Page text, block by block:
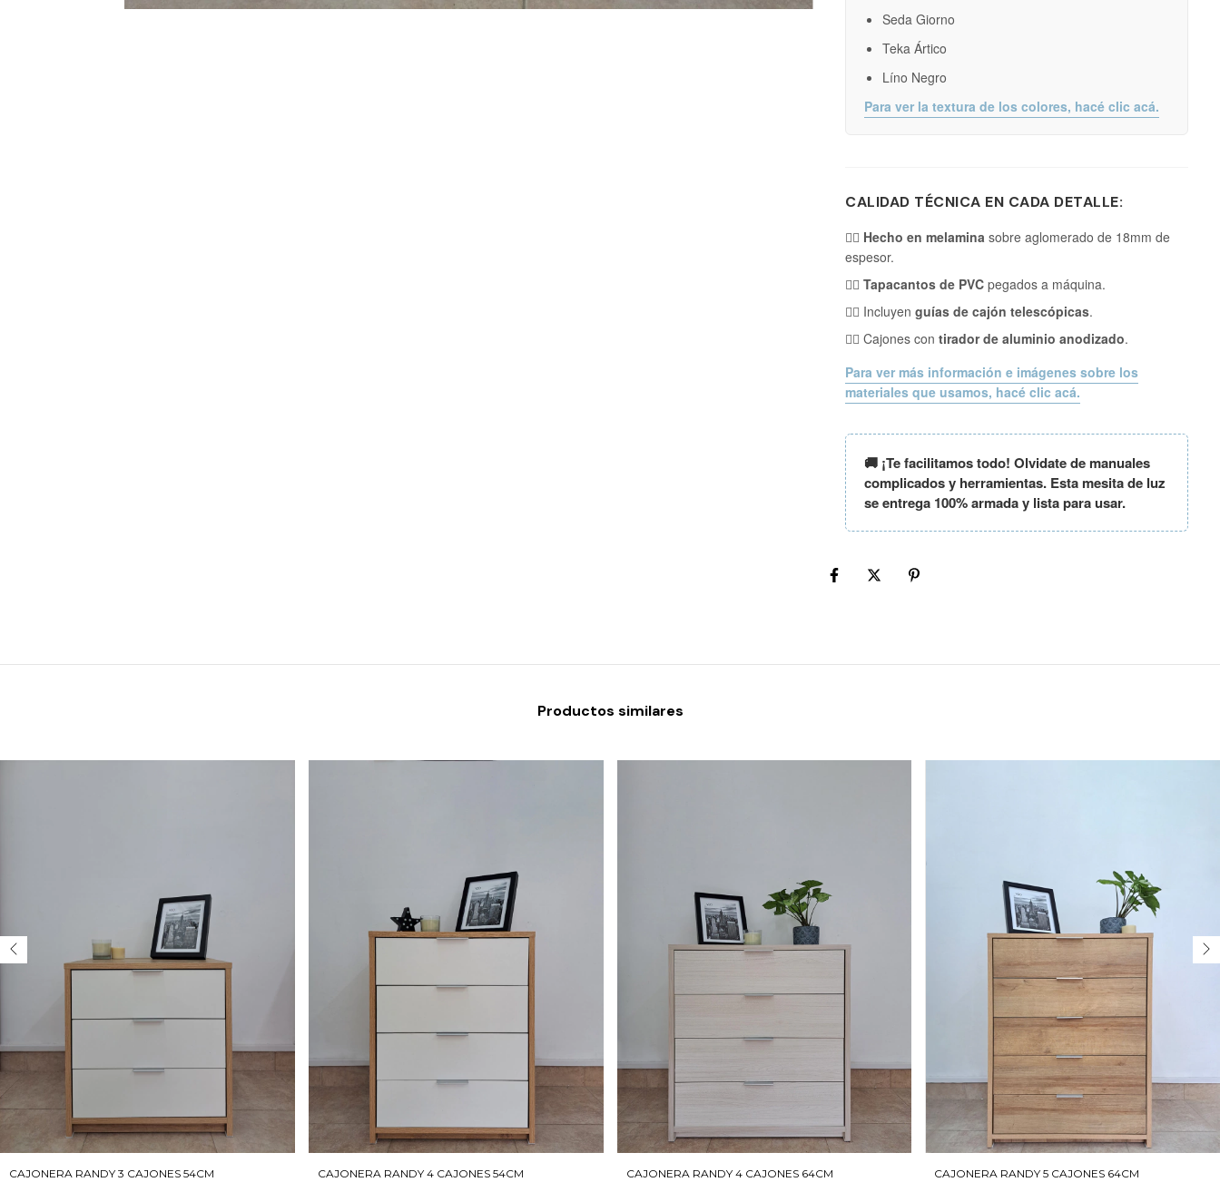
Seda Giorno
Teka Ártico
Líno Negro
Para ver la textura de los colores, hacé clic acá.
CALIDAD TÉCNICA EN CADA DETALLE:
👉🏼 Hecho en melamina sobre aglomerado de 18mm de
espesor.
👉🏼 Tapacantos de PVC pegados a máquina.
👉🏼 Incluyen guías de cajón telescópicas.
👉🏼 Cajones con tirador de aluminio anodizado.
Para ver más información e imágenes sobre los
materiales que usamos, hacé clic acá.
🚚 ¡Te facilitamos todo! Olvidate de manuales
complicados y herramientas. Esta mesita de luz
se entrega 100% armada y lista para usar.
Productos similares
CAJONERA RANDY 3 CAJONES 54CM CAJONERA RANDY 4 CAJONES 54CM CAJONERA RANDY 4 CAJONES 64CM CAJONERA RANDY 5 CAJONES 64CM